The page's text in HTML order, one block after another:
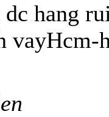
hang
vayHcm-